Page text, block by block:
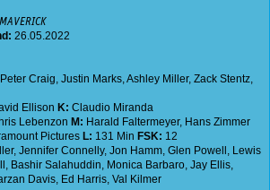
26.05.2022
Peter Craig, Justin Marks,Ashley Miller, Zack Stentz,
Ellison K: Claudio Miranda
Lebenzon M: Harald Faltermeyer, Hans Zimmer
Pictures L: 131 Min FSK: 12
, Jennifer Connelly, Jon Hamm, Glen Powell , Lewis
, Bashir Salahuddin, Monica Barbaro, Jay Ellis,
Davis, Ed Harris, Val Kilmer